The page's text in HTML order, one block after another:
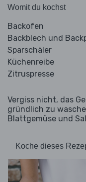
Womit du kochst
Backofen
Backblech und
Sparschäler
Küchenreibe
Zitruspresse
Vergiss nicht, das
gründlich zu
Blattgemüse und
Koche dieses